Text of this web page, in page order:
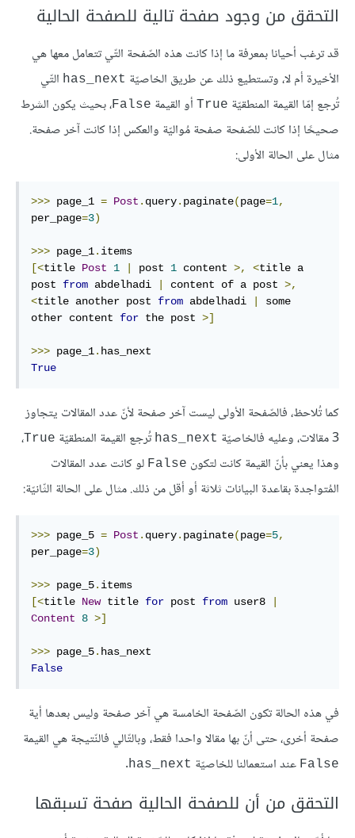
التحقق من وجود صفحة تالية للصفحة الحالية
قد ترغب أحيانا بمعرفة ما إذا كانت هذه الصّفحة التّي تتعامل معها هي
الأخيرة أم لا، وتستطيع ذلك عن طريق الخاصيّة has_next التّي
تُرجع إمّا القيمة المنطقيّة True أو القيمة False، بحيث يكون الشرط
صحيحًا إذا كانت للصّفحة صفحة مُواليّة والعكس إذا كانت آخر صفحة.
مثال على الحالة الأولى:
>>> page_1 = Post . query. paginate(page=1,
per_page=3)
>>> page_1.
[<title Post 1 post 1 content >, <title a
post from abdelhadi content of a post >,
<title another post from abdelhadi
some
other content for the post >]
>>> page_1.
True
كما تُلاحظ، فالصّفحة الأولى ليست آخر صفحة لأنّ عدد المقالات يتجاوز
3 مقالات، وعليه فالخاصيّة
has_next تُرجع القيمة المنطقيّة True،
وهذا يعني بأنّ القيمة كانت لتكون False لو كانت عدد المقالات
المُتواجدة بقاعدة البيانات ثلاثة أو أقل من ذلك. مثال على الحالة الثّانيّة:
>>> page_5 = Post . query. paginate(page=5,
per_page=3)
>>> page_5.
[<title New title for post from user8
Content
8 >]
>>> page_5.
False
في هذه الحالة تكون الصّفحة الخامسة هي آخر صفحة وليس بعدها أية
صفحة أخرى، حتى أنّ بها مقالا واحدا فقط، وبالتّالي فالنّتيجة هي القيمة
False عند استعمالنا للخاصيّة has_next
.
التحقق من أن للصفحة الحالية صفحة تسبقها